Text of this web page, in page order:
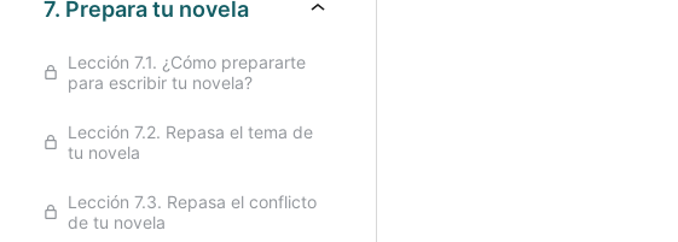
7. Prepara tu novela
Lección 7.1. ¿Cómo prepararte
para escribir tu novela?
Lección 7.2. Repasa el tema de
tu novela
Lección 7.3. Repasa el conflicto
de tu novela